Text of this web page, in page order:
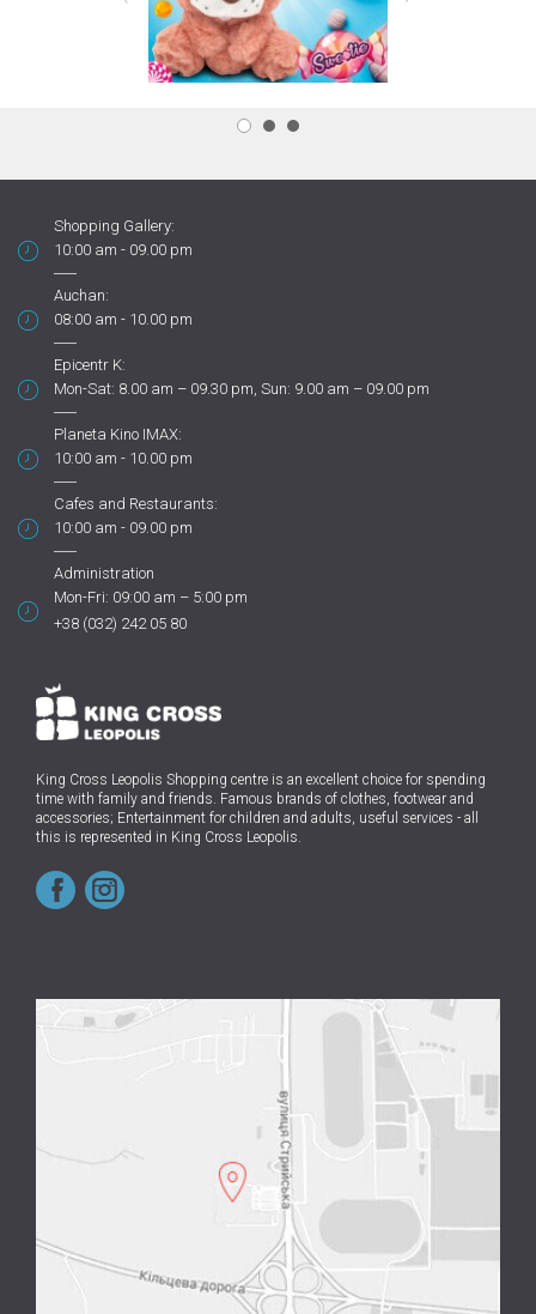
Shopping Gallery:
10:00 am - 09.00 pm
Auchan:
08:00 am - 10.00 pm
Epicentr K:
Mon-Sat: 8.00 am – 09.30 pm, Sun: 9.00 am – 09.00 pm
Planeta Kino IMAX:
10:00 am - 10.00 pm
Cafes and Restaurants:
10:00 am - 09.00 pm
Administration
Mon-Fri: 09:00 am – 5:00 pm
+38 (032) 242 05 80
King Cross Leopolis Shopping centre is an excellent choice for spending
time with family and friends. Famous brands of clothes, footwear and
accessories; Entertainment for children and adults, useful services - all
this is represented in King Cross Leopolis.